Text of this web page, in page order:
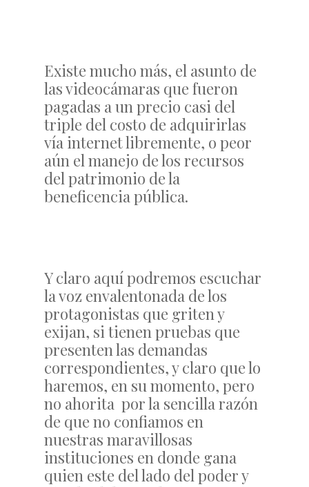
Existe mucho más, el asunto de
las videocámaras que fueron
pagadas a un precio casi del
triple del costo de adquirirlas
vía internet libremente, o peor
aún el manejo de los recursos
del patrimonio de la
beneficencia pública.
Y claro aquí podremos escuchar
la voz envalentonada de los
protagonistas que griten y
exijan, si tienen pruebas que
presenten las demandas
correspondientes, y claro que lo
haremos, en su momento, pero
no ahorita por la sencilla razón
de que no confiamos en
nuestras maravillosas
instituciones en donde gana
quien este del lado del poder y